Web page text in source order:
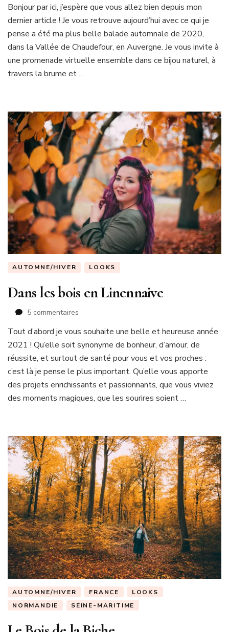
Vallée
de
Chaudefour
Automne
Bonjour par ici, j’espère que vous allez bien depuis mon
dernier article ! Je vous retrouve aujourd’hui avec ce qui je
pense a été ma plus belle balade automnale de 2020,
dans la Vallée de Chaudefour, en Auvergne. Je vous invite à
une promenade virtuelle ensemble dans ce bijou naturel, à
travers la brume et …
AUTOMNE/HIVER LOOKS
Dans les bois en Linennaive
5 commentaires
les
bois
en
Tout d’abord je vous souhaite une belle et heureuse année
2021 ! Qu’elle soit synonyme de bonheur, d’amour, de
réussite, et surtout de santé pour vous et vos proches :
c’est là je pense le plus important. Qu’elle vous apporte
des projets enrichissants et passionnants, que vous viviez
des moments magiques, que les sourires soient …
AUTOMNE/HIVER FRANCE
LOOKS
NORMANDIE
SEINE-MARITIME